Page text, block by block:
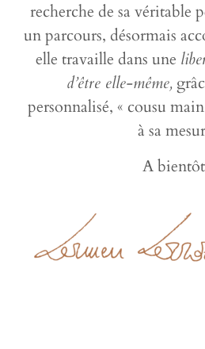
recherche de sa véritable
un parcours, désormais
elle travaille dans une
d’être elle-même,
personnalisé, « cousu
à sa
A